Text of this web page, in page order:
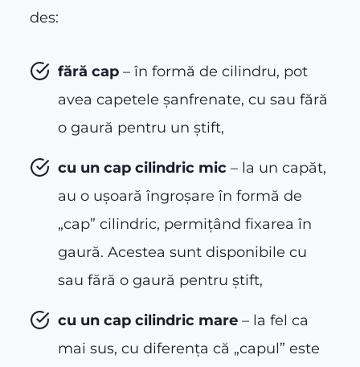
des:
fără cap – în formă de cilindru, pot
avea capetele șanfrenate, cu sau fără
o gaură pentru un știft,
cu un cap cilindric mic – la un capăt,
au o ușoară îngroșare în formă de
„cap” cilindric, permițând fixarea în
gaură. Acestea sunt disponibile cu
sau fără o gaură pentru știft,
cu un cap cilindric mare – la fel ca
mai sus, cu diferența că „capul” este